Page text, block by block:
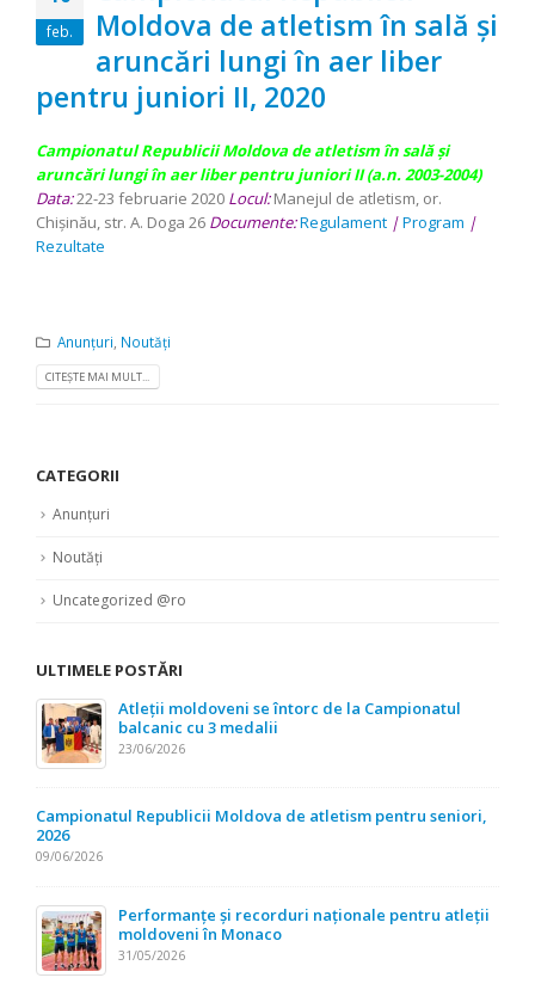
feb.
Moldova de atletism în sală şi
aruncări lungi în aer liber
pentru juniori II, 2020
Campionatul Republicii Moldova de atletism în sală şi
aruncări lungi în aer liber pentru juniori II (a.n. 2003-2004)
Data:22-23 februarie 2020 Locul:Manejul de atletism, or.
Chişinău, str. A. Doga 26 Documente:Regulament |Program |
Rezultate
Anunțuri, Noutăți
CITEȘTE MAI MULT...
CATEGORII
Anunțuri
Noutăți
Uncategorized @ro
ULTIMELE POSTĂRI
Atleții moldoveni se întorc de la Campionatul
balcanic cu 3 medalii
23/06/2026
Campionatul Republicii Moldova de atletism pentru seniori,
2026
09/06/2026
Performanțe și recorduri naționale pentru atleții
moldoveni în Monaco
31/05/2026